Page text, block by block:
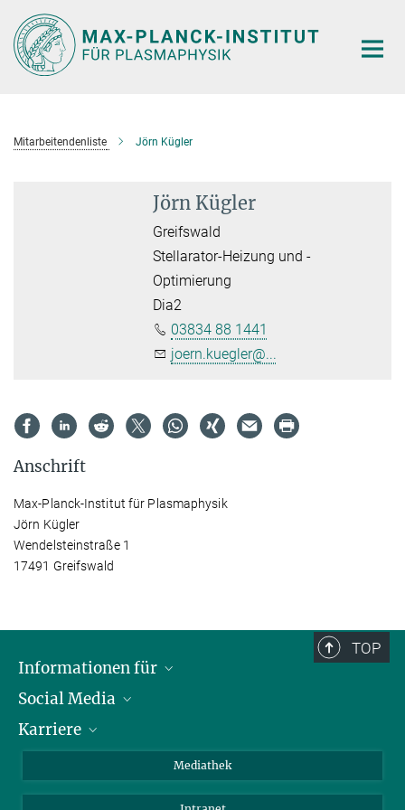
Hauptinhalt
Mitarbeitendenliste Jörn Kügler
Jörn Kügler
Greifswald
Stellarator-Heizung und -
Optimierung
Dia2
03834 88 1441
joern.kuegler@...
Anschrift
Max-Planck-Institut für Plasmaphysik
Jörn Kügler
Wendelsteinstraße 1
17491 Greifswald
TOP
Informationen für
Journalisten
Schule
Social Media
LinkedIn
Karriere
Mediathek